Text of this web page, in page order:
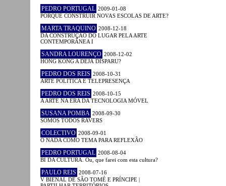
PEDRO PORTUGAL 2009-01-08
PORQUÊ CONSTRUIR NOVAS ESCOLAS DE ARTE?
MARTA TRAQUINO 2008-12-18
DA CONSTRUÇÃO DO LUGAR PELA ARTE
CONTEMPORÂNEA I
SANDRA LOURENÇO 2008-12-02
HONG KONG A DÉJÀ DISPARU?
PEDRO DOS REIS 2008-10-31
ARTE POLÍTICA E TELEPRESENÇA
PEDRO DOS REIS 2008-10-15
A ARTE NA ERA DA TECNOLOGIA MÓVEL
SUSANA POMBA 2008-09-30
SOMOS TODOS RAVERS
COLECTIVO 2008-09-01
O NADA COMO TEMA PARA REFLEXÃO
PEDRO PORTUGAL 2008-08-04
BI DA CULTURA. Ou, que farei com esta cultura?
PAULO REIS 2008-07-16
V BIENAL DE SÃO TOMÉ E PRÍNCIPE |